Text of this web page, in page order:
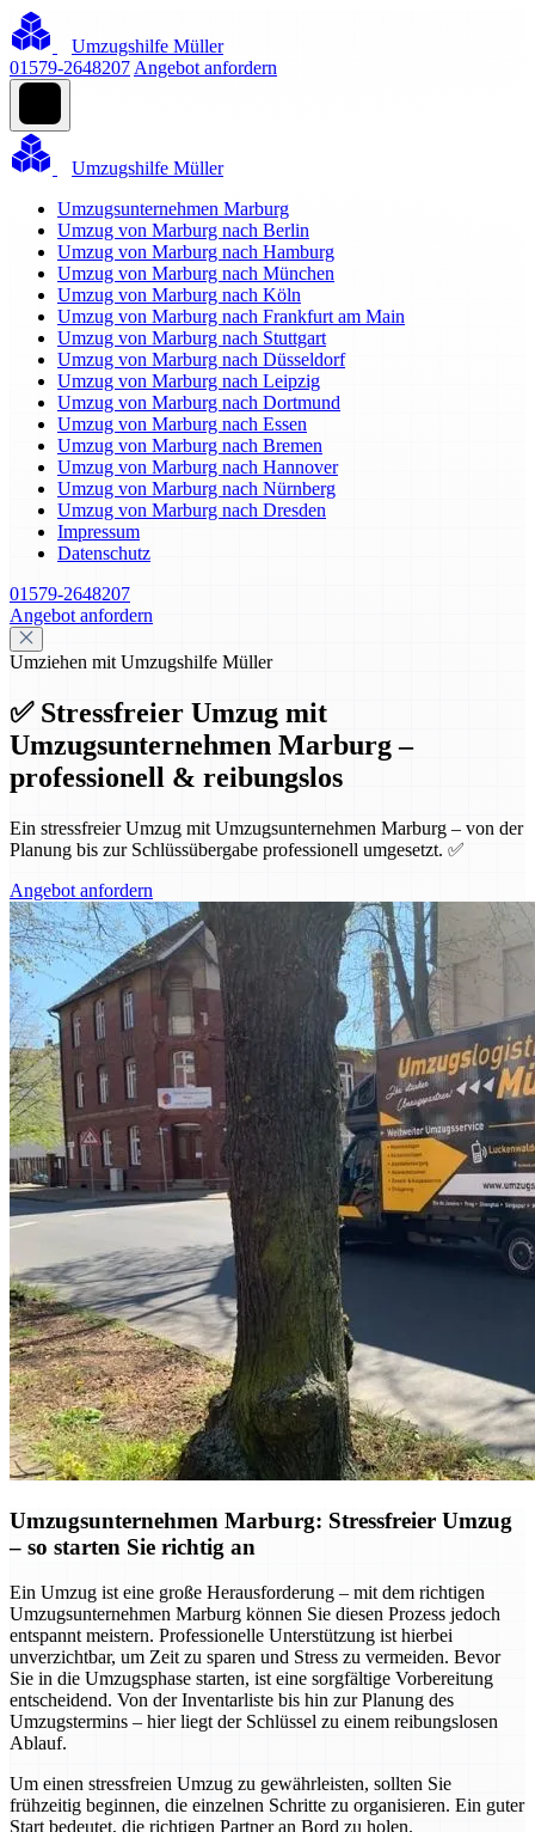
Umzugshilfe Müller
01579-2648207 Angebot anfordern
Umzugshilfe Müller
Umzugsunternehmen Marburg
Umzug von Marburg nach Berlin
Umzug von Marburg nach Hamburg
Umzug von Marburg nach München
Umzug von Marburg nach Köln
Umzug von Marburg nach Frankfurt am Main
Umzug von Marburg nach Stuttgart
Umzug von Marburg nach Düsseldorf
Umzug von Marburg nach Leipzig
Umzug von Marburg nach Dortmund
Umzug von Marburg nach Essen
Umzug von Marburg nach Bremen
Umzug von Marburg nach Hannover
Umzug von Marburg nach Nürnberg
Umzug von Marburg nach Dresden
Impressum
Datenschutz
01579-2648207
Angebot anfordern
Umziehen mit Umzugshilfe Müller
✅ Stressfreier Umzug mit
Umzugsunternehmen Marburg –
professionell & reibungslos
Ein stressfreier Umzug mit Umzugsunternehmen Marburg – von der
Planung bis zur Schlüssübergabe professionell umgesetzt. ✅
Angebot anfordern
Umzugsunternehmen Marburg: Stressfreier Umzug
– so starten Sie richtig an
Ein Umzug ist eine große Herausforderung – mit dem richtigen
Umzugsunternehmen Marburg können Sie diesen Prozess jedoch
entspannt meistern. Professionelle Unterstützung ist hierbei
unverzichtbar, um Zeit zu sparen und Stress zu vermeiden. Bevor
Sie in die Umzugsphase starten, ist eine sorgfältige Vorbereitung
entscheidend. Von der Inventarliste bis hin zur Planung des
Umzugstermins – hier liegt der Schlüssel zu einem reibungslosen
Ablauf.
Um einen stressfreien Umzug zu gewährleisten, sollten Sie
frühzeitig beginnen, die einzelnen Schritte zu organisieren. Ein guter
Start bedeutet, die richtigen Partner an Bord zu holen.